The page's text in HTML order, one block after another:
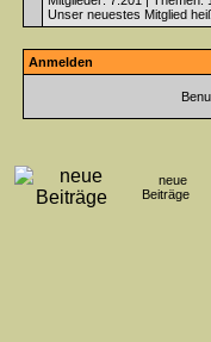
Unser neuestes Mitglied
Anmelden
neue
Beiträge